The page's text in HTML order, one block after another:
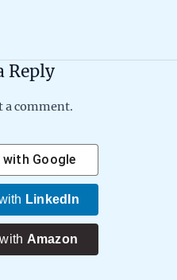
Reply
a comment.
with Google
LinkedIn
Amazon